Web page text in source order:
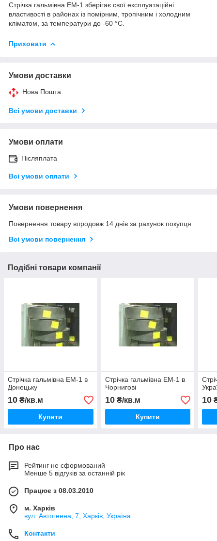
Стрічка гальмівна ЕМ-1 зберігає свої експлуатаційні
властивості в районах із помірним, тропічним і холодним
кліматом, за температури до -60 °C.
Приховати
Умови доставки
Нова Пошта
Всі умови доставки
Умови оплати
Післяплата
Всі умови оплати
Умови повернення
Повернення товару впродовж 14 днів за рахунок покупця
Всі умови повернення
Подібні товари компанії
Стрічка гальмівна ЕМ-1 в
Донецьку
10 ₴/кв.м
Купити
Стрічка гальмівна ЕМ-1 в
Чорнигові
10₴/кв.м
Купити
10
Про нас
Рейтинг не сформований
Менше 5 відгуків за останній рік
Працює з 08.03.2010
м. Харків
вул. Автогенна, 7, Харків, Україна
Контакти